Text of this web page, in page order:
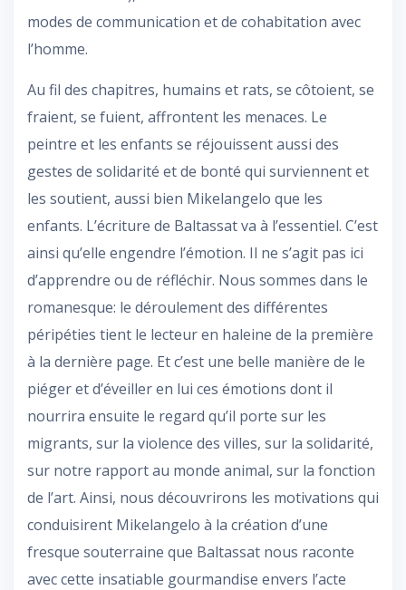
modes de communication et de cohabitation avec
l’homme.
Au fil des chapitres, humains et rats, se côtoient, se
fraient, se fuient, affrontent les menaces. Le
peintre et les enfants se réjouissent aussi des
gestes de solidarité et de bonté qui surviennent et
les soutient, aussi bien Mikelangelo que les
enfants. L’écriture de Baltassat va à l’essentiel. C’est
ainsi qu’elle engendre l’émotion. Il ne s’agit pas ici
d’apprendre ou de réfléchir. Nous sommes dans le
romanesque: le déroulement des différentes
péripéties tient le lecteur en haleine de la première
à la dernière page. Et c’est une belle manière de le
piéger et d’éveiller en lui ces émotions dont il
nourrira ensuite le regard qu’il porte sur les
migrants, sur la violence des villes, sur la solidarité,
sur notre rapport au monde animal, sur la fonction
de l’art. Ainsi, nous découvrirons les motivations qui
conduisirent Mikelangelo à la création d’une
fresque souterraine que Baltassat nous raconte
avec cette insatiable gourmandise envers l’acte